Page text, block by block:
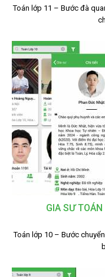
Toán lớp 11 – Bước đà
GIA SƯ
Toán lớp 10 – Bước